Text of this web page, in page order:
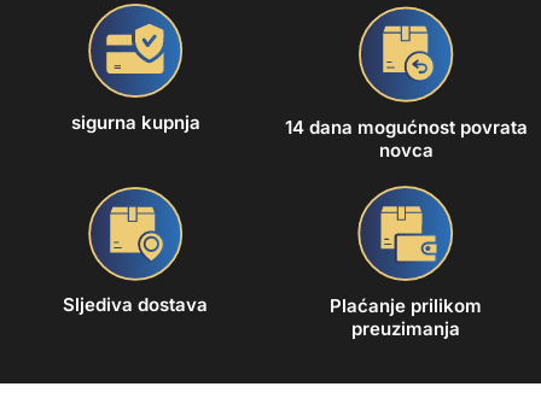
sigurna kupnja
14 dana mogućnost povrata
novca
Sljediva dostava
Plaćanje prilikom
preuzimanja